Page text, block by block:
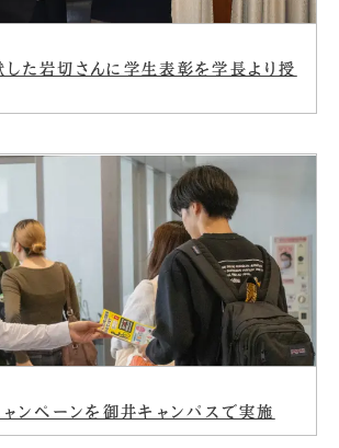
た岩切さんに学生表彰を学長より授
ャンペーンを御井キャンパスで実施